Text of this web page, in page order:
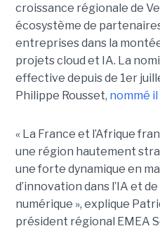
croissance régionale de
écosystème de
entreprises dans la
projets cloud et IA. La
effective depuis de 1er
Philippe Rousset, nommé
« La France et l’Afrique
une région hautement
une forte dynamique en
d’innovation dans l’IA et
numérique », explique
président régional EMEA